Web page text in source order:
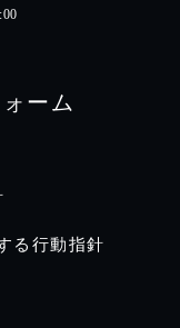
ーム
る行動指針